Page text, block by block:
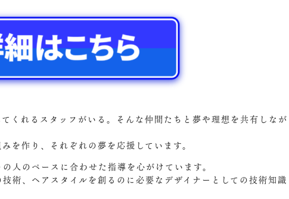
くれるスタッフがいる。そんな仲間たちと夢や理想を共有しなが
を作り、それぞれの夢を応援しています。
人のペースに合わせた指導を心がけています。
術、ヘアスタイルを創るのに必要なデザイナーとしての技術知識